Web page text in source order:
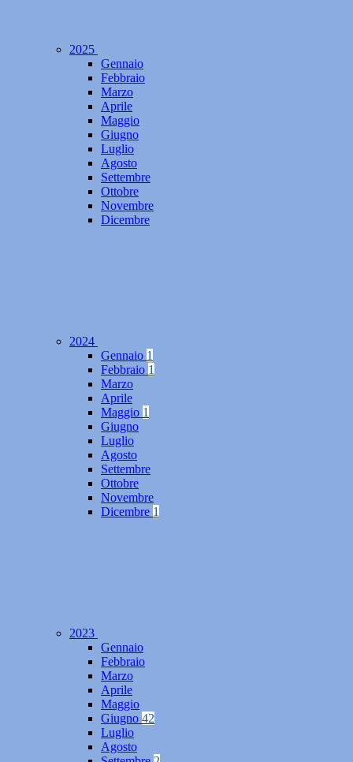
2025
Gennaio
Febbraio
Marzo
Aprile
Maggio
Giugno
Luglio
Agosto
Settembre
Ottobre
Novembre
Dicembre
2024
Gennaio 1
Febbraio 1
Marzo
Aprile
Maggio 1
Giugno
Luglio
Agosto
Settembre
Ottobre
Novembre
Dicembre 1
2023
Gennaio
Febbraio
Marzo
Aprile
Maggio
Giugno 42
Luglio
Agosto